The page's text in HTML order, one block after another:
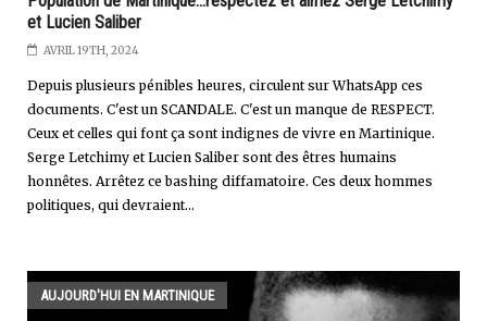
et Lucien Saliber
AVRIL 19TH, 2024
Depuis plusieurs pénibles heures, circulent sur WhatsApp ces
documents. C'est un SCANDALE. C'est un manque de RESPECT.
Ceux et celles qui font ça sont indignes de vivre en Martinique.
Serge Letchimy et Lucien Saliber sont des êtres humains
honnêtes. Arrêtez ce bashing diffamatoire. Ces deux hommes
politiques, qui devraient...
AUJOURD'HUI EN MARTINIQUE